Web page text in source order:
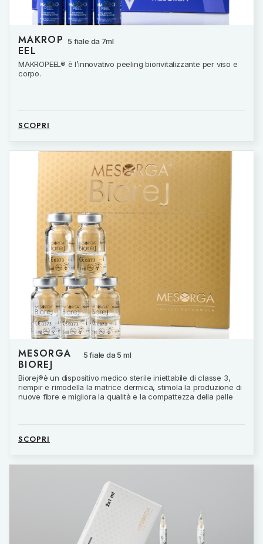
MAKROP
EEL
5 fiale da 7ml
MAKROPEEL® è l’innovativo peeling biorivitalizzante per viso e
corpo.
SCOPRI
MESORGA
BIOREJ
5 fiale da 5 ml
Biorej®è un dispositivo medico sterile iniettabile di classe 3,
riempir e rimodella la matrice dermica, stimola la produzione di
nuove fibre e migliora la qualità e la compattezza della pelle
SCOPRI